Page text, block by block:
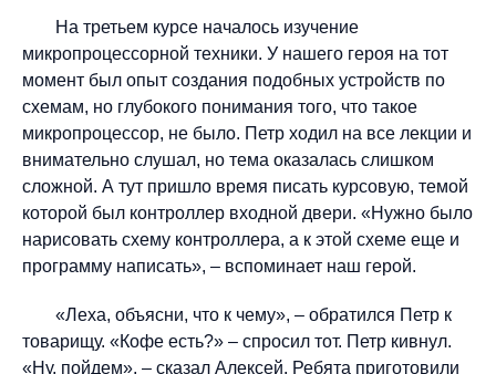
На третьем курсе началось изучение
микропроцессорной техники. У нашего героя на тот
момент был опыт создания подобных устройств по
схемам, но глубокого понимания того, что такое
микропроцессор, не было. Петр ходил на все лекции и
внимательно слушал, но тема оказалась слишком
сложной. А тут пришло время писать курсовую, темой
которой был контроллер входной двери. «Нужно было
нарисовать схему контроллера, а к этой схеме еще и
программу написать», – вспоминает наш герой.
«Леха, объясни, что к чему», – обратился Петр к
товарищу. «Кофе есть?» – спросил тот. Петр кивнул.
«Ну, пойдем», – сказал Алексей. Ребята приготовили